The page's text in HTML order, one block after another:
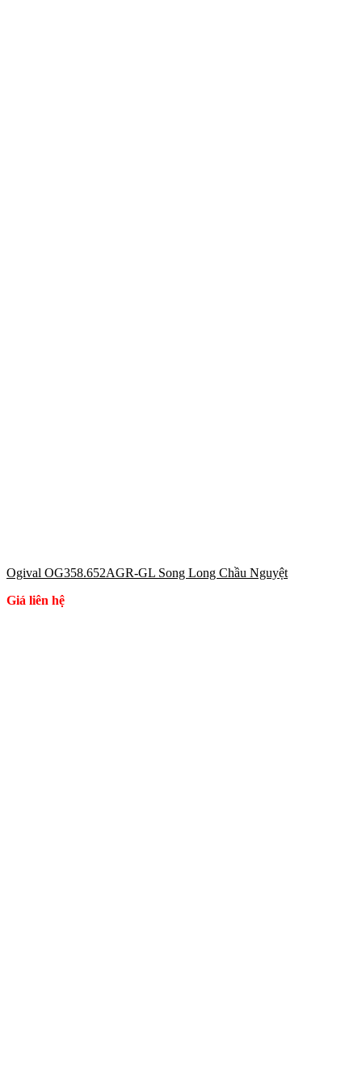
Ogival OG358.652AGR-GL Song Long Chầu Nguyệt
Giá liên hệ